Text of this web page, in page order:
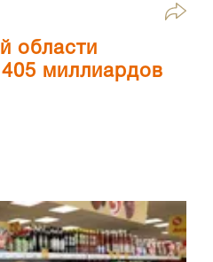
области
миллиардов